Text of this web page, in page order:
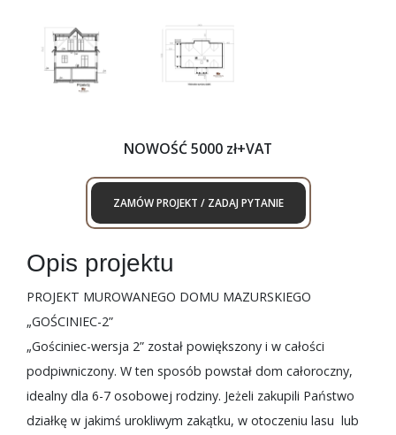
NOWOŚĆ 5000 zł+VAT
ZAMÓW PROJEKT / ZADAJ PYTANIE
Opis projektu
PROJEKT MUROWANEGO DOMU MAZURSKIEGO
„GOŚCINIEC-2”
„Gościniec-wersja 2” został powiększony i w całości
podpiwniczony. W ten sposób powstał dom całoroczny,
idealny dla 6-7 osobowej rodziny. Jeżeli zakupili Państwo
działkę w jakimś urokliwym zakątku, w otoczeniu lasu lub